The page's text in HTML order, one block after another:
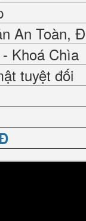
An Toàn,
Khoá Chìa
tuyệt đối